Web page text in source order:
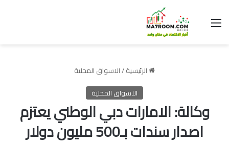
القائمة
الرئيسية/الاسواق المحلية
الاسواق المحلية
وكالة: الامارات دبي الوطني يعتزم
اصدار سندات بـ500 مليون دولار